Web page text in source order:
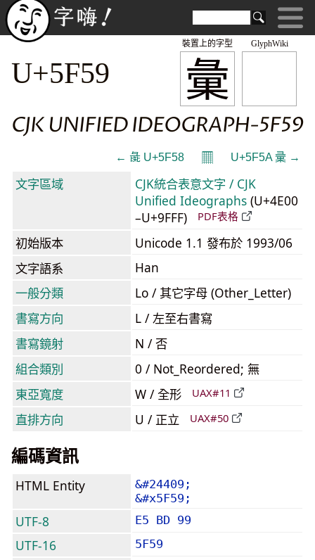
GlyphWiki
彙
裝置上的字型
U+5F59
CJK UNIFIED IDEOGRAPH-5F59
← 彘 U+5F58 𝄜 U+5F5A 彚 →
文字區域
CJK統合表意文字 / CJK
Unified Ideographs (U+4E00
–U+9FFF)
PDF表格
初始版本
Unicode 1.1 發布於 1993/06
文字語系
Han
一般分類
Lo / 其它字母 (Other_Letter)
書寫方向
L / 左至右書寫
書寫鏡射
N / 否
組合類別
0 / Not_Reordered; 無
東亞寬度
W / 全形 UAX#11
直排方向 U / 正立 UAX#50
編碼資訊
HTML Entity
&#24409;
&#x5F59;
UTF-8 E5 BD 99
UTF-16 5F59